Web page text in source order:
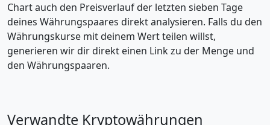
Chart auch den Preisverlauf der letzten sieben Tage
deines Währungspaares direkt analysieren. Falls du den
Währungskurse mit deinem Wert teilen willst,
generieren wir dir direkt einen Link zu der Menge und
den Währungspaaren.
Verwandte Kryptowährungen